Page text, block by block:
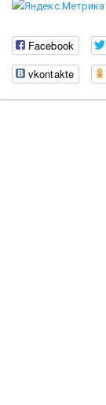
Facebook
vkontakte